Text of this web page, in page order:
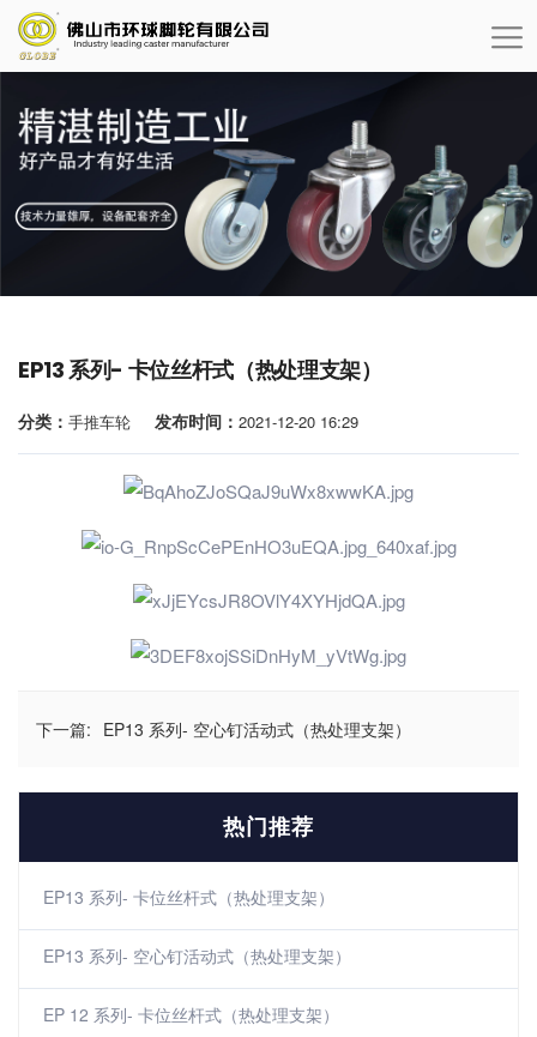
EP13 系列- 卡位丝杆式（热处理支架）
分类： 手推车轮 发布时间： 2021-12-20 16:29
下一篇: EP13 系列- 空心钉活动式（热处理支架）
热门推荐
EP13 系列- 卡位丝杆式（热处理支架）
EP13 系列- 空心钉活动式（热处理支架）
EP 12 系列- 卡位丝杆式（热处理支架）